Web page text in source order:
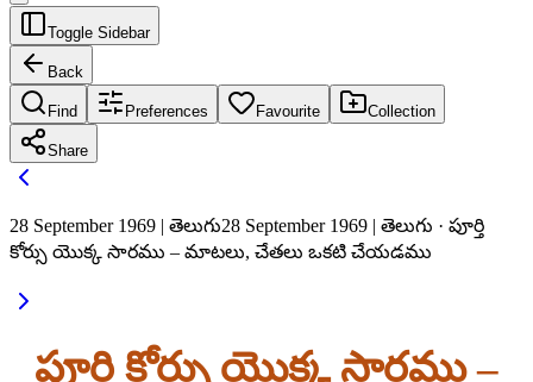
Toggle Sidebar
Back
Find Preferences Favourite Collection
Share
28 September 1969 | తెలుగు28 September 1969 | తెలుగు · పూర్తి
కోర్సు యొక్క సారము – మాటలు, చేతలు ఒకటి చేయడము
పూర్తి కోర్సు యొక్క సారము –